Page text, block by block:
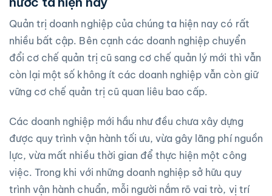
Quản trị doanh nghiệp của chúng ta hiện nay có rất
nhiều bất cập. Bên cạnh các doanh nghiệp chuyển
đổi cơ chế quản trị cũ sang cơ chế quản lý mới thì vẫn
còn lại một số không ít các doanh nghiệp vẫn còn giữ
vững cơ chế quản trị cũ quan liêu bao cấp.
Các doanh nghiệp mới hầu như đều chưa xây dựng
được quy trình vận hành tối ưu, vừa gây lãng phí nguồn
lực, vừa mất nhiều thời gian để thực hiện một công
việc. Trong khi với những doanh nghiệp sở hữu quy
trình vận hành chuẩn, mỗi người nắm rõ vai trò, vị trí